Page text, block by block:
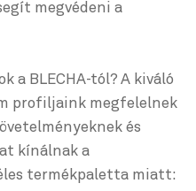
megvédeni a
a BLECHA-tól? A kiváló
profiljaink megfelelnek
és
kínálnak a
termékpaletta miatt: